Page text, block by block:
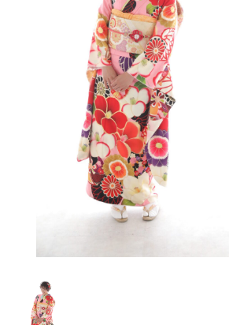
よくあるご質問
新着情報
0120-760-
（営業時間 10:00～19:00 水曜、
お問い合わせ